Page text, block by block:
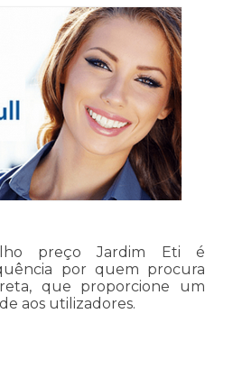
preço Jardim Eti é
por quem procura
que proporcione um
aos utilizadores.